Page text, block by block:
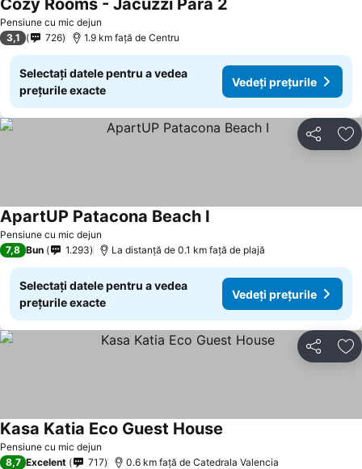
Pensiune cu mic dejun
Cozy Rooms - Jacuzzi Para 2
3,1 726 1.9 km faţă de Centru
Selectați datele pentru a vedea
prețurile exacte
Vedeți prețurile
Distribuiți
Pensiune cu mic dejun
ApartUP Patacona Beach I
7,8 Bun 1.293 La distanță de 0.1 km față de plajă
Selectați datele pentru a vedea
prețurile exacte
Vedeți prețurile
Distribuiți
Pensiune cu mic dejun
Kasa Katia Eco Guest House
8,7 Excelent 717 0.6 km faţă de Catedrala Valencia